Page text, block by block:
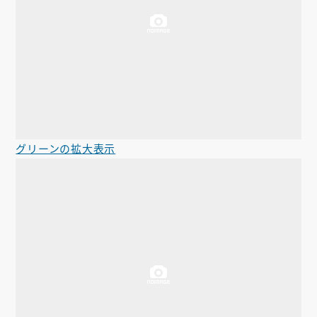
グリーンの拡大表示